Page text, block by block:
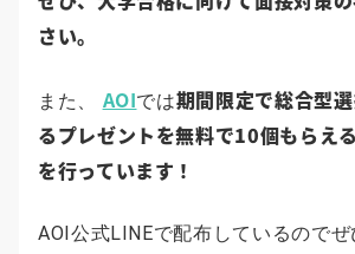
さい。
また、 AOIでは期間限定で総合型
るプレゼントを無料で10個もらえ
を行っています！
AOI公式LINEで配布しているのでぜ